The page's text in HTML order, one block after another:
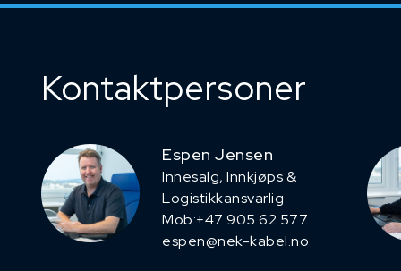
Kontaktpersoner
Espen Jensen
Innesalg, ​Innkjøps &
Logistikkansvarlig
Mob:+47 905 62 577
espen@nek-kabel.no